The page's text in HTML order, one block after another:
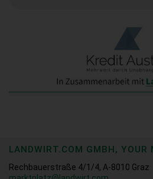
LANDWIRT.COM GMBH, YOUR
Rechbauerstraße 4/1/4, A-8010 Graz